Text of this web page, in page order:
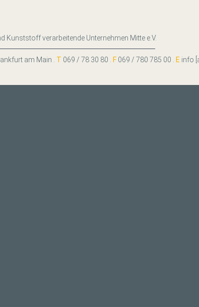
Kunststoff verarbeitende Unternehmen Mitte e.V.
am Main . T 069 / 78 30 80 . F 069 / 780 785 00 . E info